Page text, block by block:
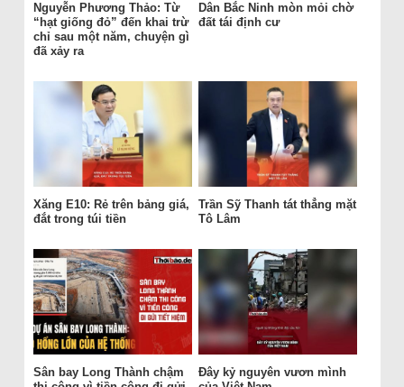
Nguyễn Phương Thảo: Từ
“hạt giống đỏ” đến khai trừ
chỉ sau một năm, chuyện gì
đã xảy ra
Dân Bắc Ninh mòn mỏi chờ
đất tái định cư
Xăng E10: Rẻ trên bảng giá,
đắt trong túi tiền
Trần Sỹ Thanh tát thẳng mặt
Tô Lâm
Sân bay Long Thành chậm
Đây kỷ nguyên vươn mình